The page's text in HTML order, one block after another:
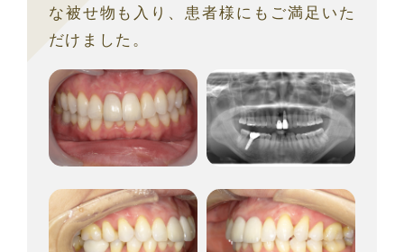
な被せ物も入り、患者様にもご満足いた
だけました。